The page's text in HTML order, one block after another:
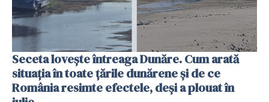
Seceta lovește întreaga Dunăre. Cum arată
situația în toate țările dunărene și de ce
România resimte efectele, deși a plouat în